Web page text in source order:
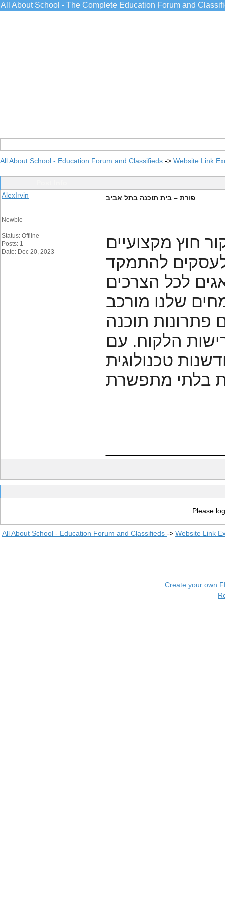
All About School - The Complete Education Forum and
All About School - Education Forum and Classifieds -> Website Link
AlexIrvin
Newbie
Status: Offline
Posts: 1
Date: Dec 20, 2023
פורת – בית תוכנה בתל אביב
חוץ מקצועיים
לעסקים להתמקד
לכל הצרכים
שלנו מורכב
פתרונות תוכנה
הלקוח. עם
טכנולוגית
Please
All About School - Education Forum and Classifieds -> Website Link
Create your own